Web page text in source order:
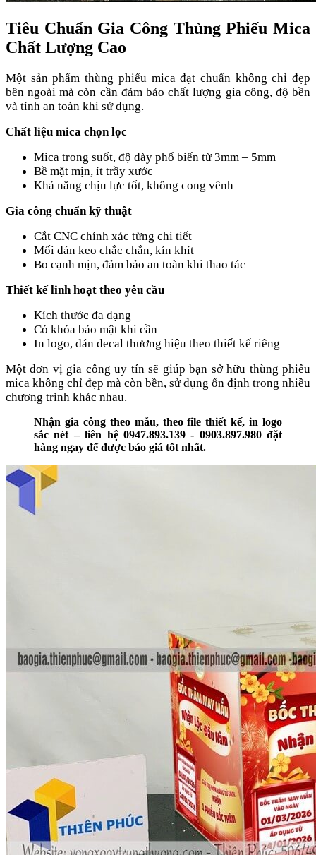
Tiêu Chuẩn Gia Công Thùng Phiếu Mica
Chất Lượng Cao
Một sản phẩm thùng phiếu mica đạt chuẩn không chỉ đẹp
bên ngoài mà còn cần đảm bảo chất lượng gia công, độ bền
và tính an toàn khi sử dụng.
Chất liệu mica chọn lọc
Mica trong suốt, độ dày phổ biến từ 3mm – 5mm
Bề mặt mịn, ít trầy xước
Khả năng chịu lực tốt, không cong vênh
Gia công chuẩn kỹ thuật
Cắt CNC chính xác từng chi tiết
Mối dán keo chắc chắn, kín khít
Bo cạnh mịn, đảm bảo an toàn khi thao tác
Thiết kế linh hoạt theo yêu cầu
Kích thước đa dạng
Có khóa bảo mật khi cần
In logo, dán decal thương hiệu theo thiết kế riêng
Một đơn vị gia công uy tín sẽ giúp bạn sở hữu thùng phiếu
mica không chỉ đẹp mà còn bền, sử dụng ổn định trong nhiều
chương trình khác nhau.
Nhận gia công theo mẫu, theo file thiết kế, in logo
sắc nét – liên hệ 0947.893.139 - 0903.897.980 đặt
hàng ngay để được báo giá tốt nhất.